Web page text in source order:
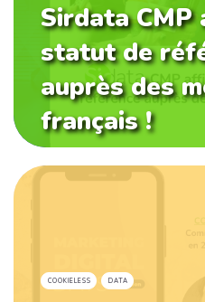
Sirdata
statut de
auprès des
français !
COOKIELESS DATA